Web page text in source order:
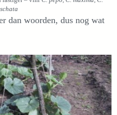
dan woorden, dus nog wat